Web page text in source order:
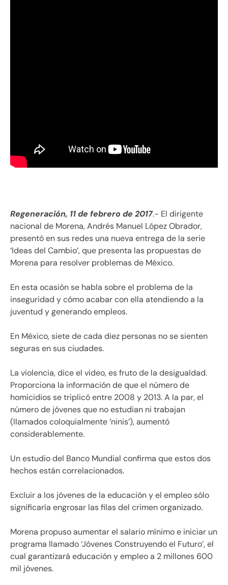
Regeneración, 11 de febrero de 2017.- El dirigente
nacional de Morena, Andrés Manuel López Obrador,
presentó en sus redes una nueva entrega de la serie
‘Ideas del Cambio’, que presenta las propuestas de
Morena para resolver problemas de México.
En esta ocasión se habla sobre el problema de la
inseguridad y cómo acabar con ella atendiendo a la
juventud y generando empleos.
En México, siete de cada diez personas no se sienten
seguras en sus ciudades.
La violencia, dice el video, es fruto de la desigualdad.
Proporciona la información de que el número de
homicidios se triplicó entre 2008 y 2013. A la par, el
número de jóvenes que no estudian ni trabajan
(llamados coloquialmente ‘ninis’), aumentó
considerablemente.
Un estudio del Banco Mundial confirma que estos dos
hechos están correlacionados.
Excluir a los jóvenes de la educación y el empleo sólo
significaría engrosar las filas del crimen organizado.
Morena propuso aumentar el salario mínimo e iniciar un
programa llamado ‘Jóvenes Construyendo el Futuro’, el
cual garantizará educación y empleo a 2 millones 600
mil jóvenes.